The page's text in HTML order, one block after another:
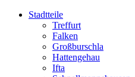
Stadtteile
Treffurt
Falken
Großburschla
Hattengehau
Ifta